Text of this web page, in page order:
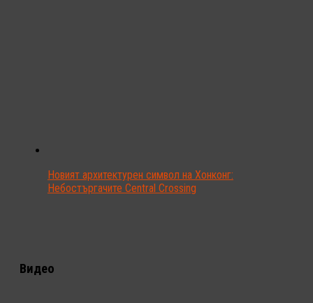
Новият архитектурен символ на Хонконг:
Небостъргачите Central Crossing
Видео